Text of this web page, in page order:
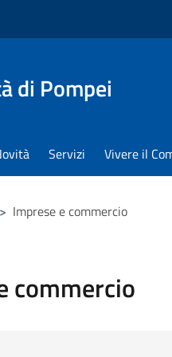
di Pompei
Servizi Vivere il
> Imprese e commercio
commercio